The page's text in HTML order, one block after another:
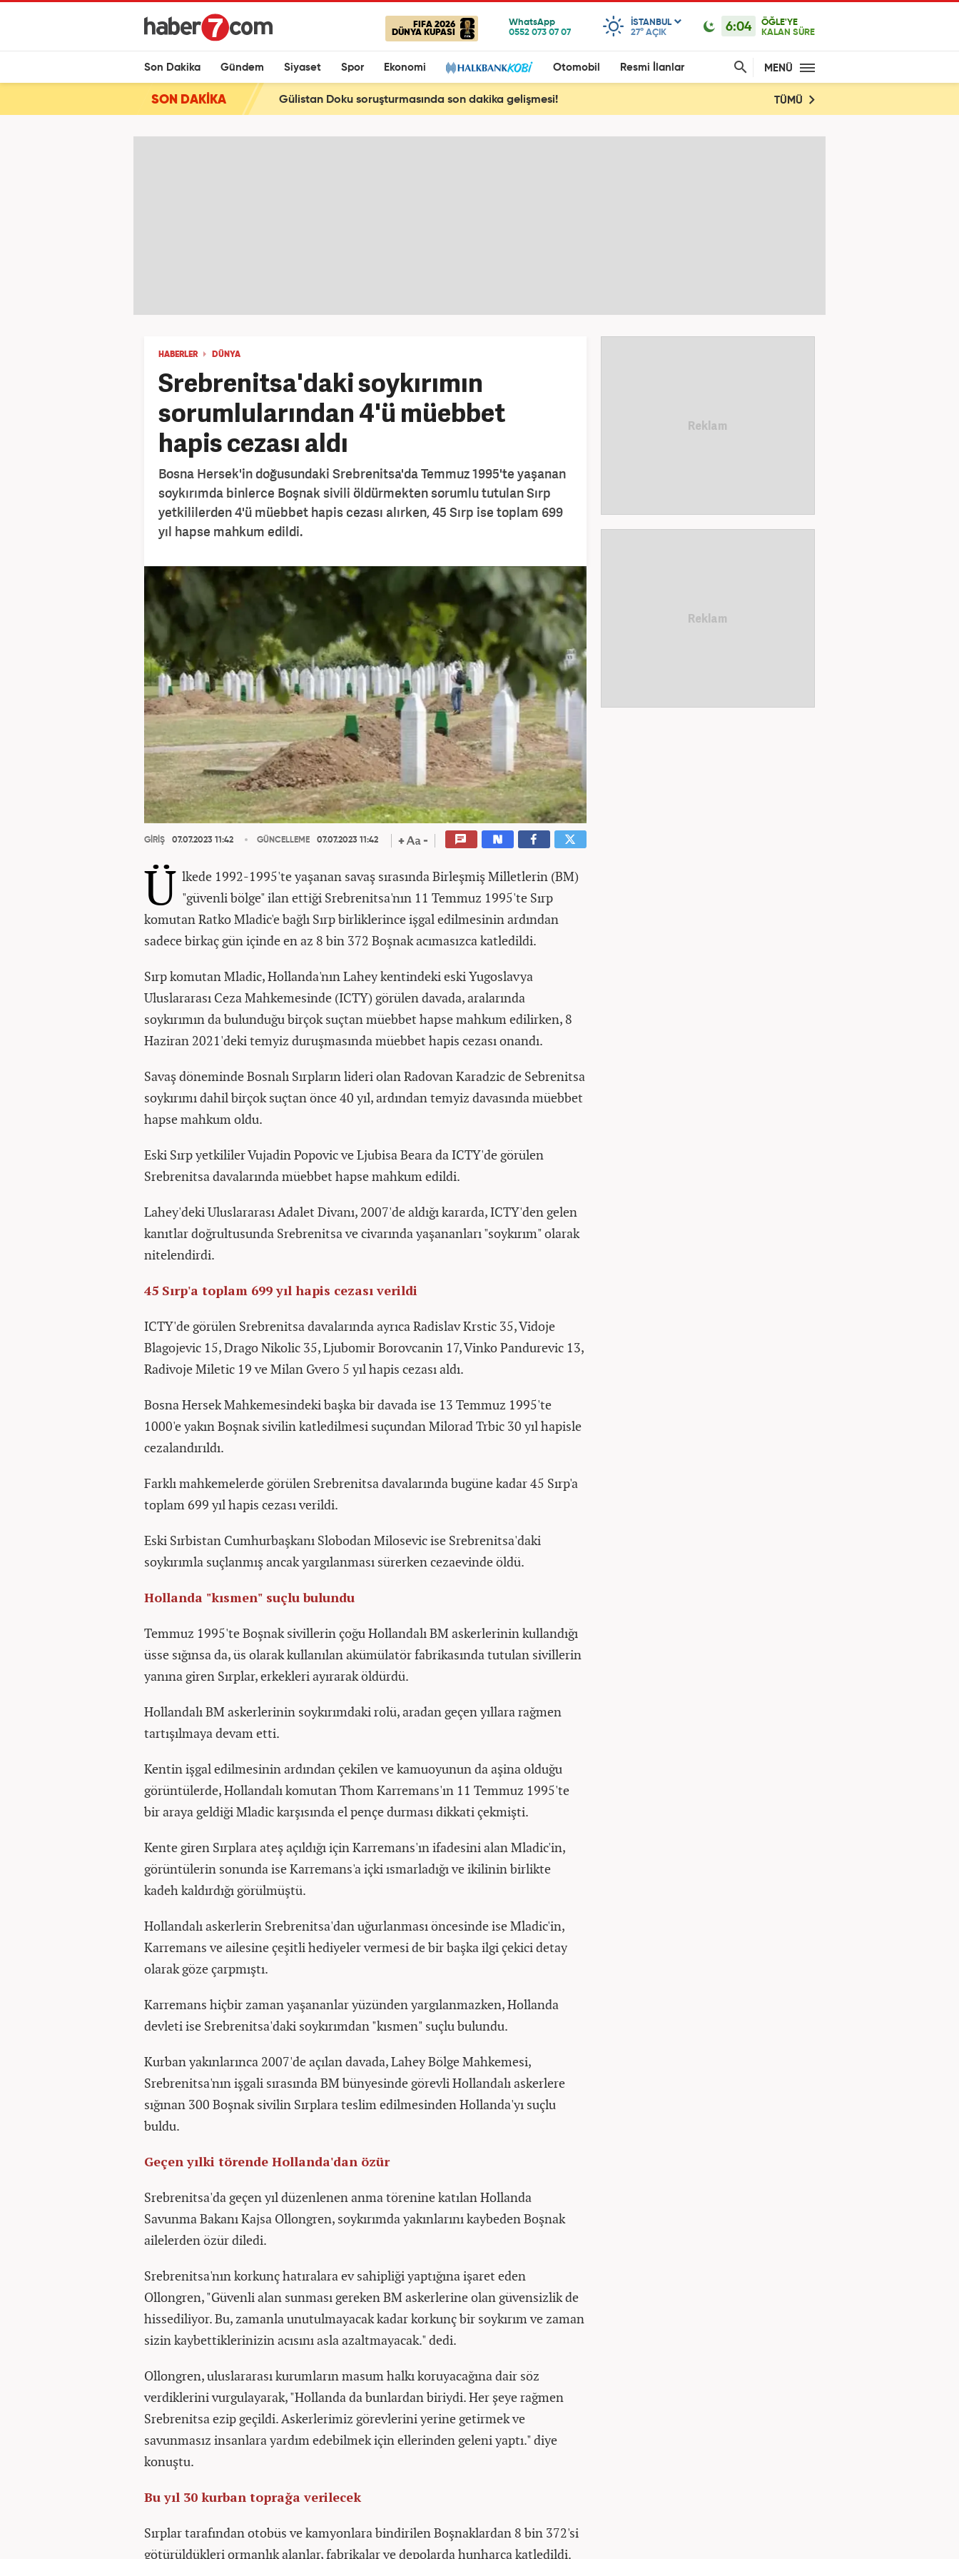
FIFA 2026
DÜNYA KUPASI
ISTANBUL
27° AÇIK 6:04
ÖĞLE'YE
KALAN SÜRE
Son Dakika Gündem Siyaset Spor Ekonomi Otomobil Resmi İlanlar MENÜ
SON DAKİKA Gülistan Doku soruşturmasında son dakika gelişmesi! TÜMÜ
HABERLER DÜNYA
Srebrenitsa'daki soykırımın
sorumlularından 4'ü müebbet
hapis cezası aldı
Bosna Hersek'in doğusundaki Srebrenitsa'da Temmuz 1995'te yaşanan
soykırımda binlerce Boşnak sivili öldürmekten sorumlu tutulan Sırp
yetkililerden 4'ü müebbet hapis cezası alırken, 45 Sırp ise toplam 699
yıl hapse mahkum edildi.
GİRİŞ 07.07.2023 11:42 GÜNCELLEME 07.07.2023 11:42
Ü lkede 1992-1995'te yaşanan savaş sırasında Birleşmiş Milletlerin (BM)
"güvenli bölge" ilan ettiği Srebrenitsa'nın 11 Temmuz 1995'te Sırp
komutan Ratko Mladic'e bağlı Sırp birliklerince işgal edilmesinin ardından
sadece birkaç gün içinde en az 8 bin 372 Boşnak acımasızca katledildi.
Sırp komutan Mladic, Hollanda'nın Lahey kentindeki eski Yugoslavya
Uluslararası Ceza Mahkemesinde (ICTY) görülen davada, aralarında
soykırımın da bulunduğu birçok suçtan müebbet hapse mahkum edilirken, 8
Haziran 2021'deki temyiz duruşmasında müebbet hapis cezası onandı.
Savaş döneminde Bosnalı Sırpların lideri olan Radovan Karadzic de Sebrenitsa
soykırımı dahil birçok suçtan önce 40 yıl, ardından temyiz davasında müebbet
hapse mahkum oldu.
Eski Sırp yetkililer Vujadin Popovic ve Ljubisa Beara da ICTY'de görülen
Srebrenitsa davalarında müebbet hapse mahkum edildi.
Lahey'deki Uluslararası Adalet Divanı, 2007'de aldığı kararda, ICTY'den gelen
kanıtlar doğrultusunda Srebrenitsa ve civarında yaşananları "soykırım" olarak
nitelendirdi.
45 Sırp'a toplam 699 yıl hapis cezası verildi
ICTY'de görülen Srebrenitsa davalarında ayrıca Radislav Krstic 35, Vidoje
Blagojevic 15, Drago Nikolic 35, Ljubomir Borovcanin 17, Vinko Pandurevic 13,
Radivoje Miletic 19 ve Milan Gvero 5 yıl hapis cezası aldı.
Bosna Hersek Mahkemesindeki başka bir davada ise 13 Temmuz 1995'te
1000'e yakın Boşnak sivilin katledilmesi suçundan Milorad Trbic 30 yıl hapisle
cezalandırıldı.
Farklı mahkemelerde görülen Srebrenitsa davalarında bugüne kadar 45 Sırp'a
toplam 699 yıl hapis cezası verildi.
Eski Sırbistan Cumhurbaşkanı Slobodan Milosevic ise Srebrenitsa'daki
soykırımla suçlanmış ancak yargılanması sürerken cezaevinde öldü.
Hollanda "kısmen" suçlu bulundu
Temmuz 1995'te Boşnak sivillerin çoğu Hollandalı BM askerlerinin kullandığı
üsse sığınsa da, üs olarak kullanılan akümülatör fabrikasında tutulan sivillerin
yanına giren Sırplar, erkekleri ayırarak öldürdü.
Hollandalı BM askerlerinin soykırımdaki rolü, aradan geçen yıllara rağmen
tartışılmaya devam etti.
Kentin işgal edilmesinin ardından çekilen ve kamuoyunun da aşina olduğu
görüntülerde, Hollandalı komutan Thom Karremans'ın 11 Temmuz 1995'te
bir araya geldiği Mladic karşısında el pençe durması dikkati çekmişti.
Kente giren Sırplara ateş açıldığı için Karremans'ın ifadesini alan Mladic'in,
görüntülerin sonunda ise Karremans'a içki ısmarladığı ve ikilinin birlikte
kadeh kaldırdığı görülmüştü.
Hollandalı askerlerin Srebrenitsa'dan uğurlanması öncesinde ise Mladic'in,
Karremans ve ailesine çeşitli hediyeler vermesi de bir başka ilgi çekici detay
olarak göze çarpmıştı.
Karremans hiçbir zaman yaşananlar yüzünden yargılanmazken, Hollanda
devleti ise Srebrenitsa'daki soykırımdan "kısmen" suçlu bulundu.
Kurban yakınlarınca 2007'de açılan davada, Lahey Bölge Mahkemesi,
Srebrenitsa'nın işgali sırasında BM bünyesinde görevli Hollandalı askerlere
sığınan 300 Boşnak sivilin Sırplara teslim edilmesinden Hollanda'yı suçlu
buldu.
Geçen yılki törende Hollanda'dan özür
Srebrenitsa'da geçen yıl düzenlenen anma törenine katılan Hollanda
Savunma Bakanı Kajsa Ollongren, soykırımda yakınlarını kaybeden Boşnak
ailelerden özür diledi.
Srebrenitsa'nın korkunç hatıralara ev sahipliği yaptığına işaret eden
Ollongren, "Güvenli alan sunması gereken BM askerlerine olan güvensizlik de
hissediliyor. Bu, zamanla unutulmayacak kadar korkunç bir soykırım ve zaman
sizin kaybettiklerinizin acısını asla azaltmayacak." dedi.
Ollongren, uluslararası kurumların masum halkı koruyacağına dair söz
verdiklerini vurgulayarak, "Hollanda da bunlardan biriydi. Her şeye rağmen
Srebrenitsa ezip geçildi. Askerlerimiz görevlerini yerine getirmek ve
savunmasız insanlara yardım edebilmek için ellerinden geleni yaptı." diye
konuştu.
Bu yıl 30 kurban toprağa verilecek
Sırplar tarafından otobüs ve kamyonlara bindirilen Boşnaklardan 8 bin 372'si
götürüldükleri ormanlık alanlar, fabrikalar ve depolarda hunharca katledildi.